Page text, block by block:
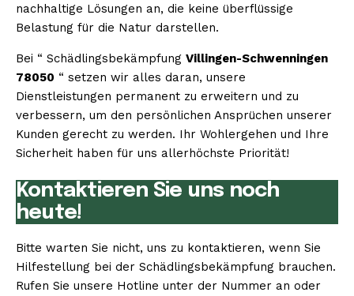
nachhaltige Lösungen an, die keine überflüssige
Belastung für die Natur darstellen.
Bei “ Schädlingsbekämpfung Villingen-Schwenningen
78050 “ setzen wir alles daran, unsere
Dienstleistungen permanent zu erweitern und zu
verbessern, um den persönlichen Ansprüchen unserer
Kunden gerecht zu werden. Ihr Wohlergehen und Ihre
Sicherheit haben für uns allerhöchste Priorität!
Kontaktieren Sie uns noch
heute!
Bitte warten Sie nicht, uns zu kontaktieren, wenn Sie
Hilfestellung bei der Schädlingsbekämpfung brauchen.
Rufen Sie unsere Hotline unter der Nummer an oder